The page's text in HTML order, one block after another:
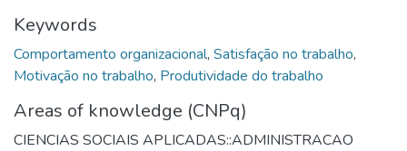
Keywords
Comportamento organizacional, Satisfação no trabalho,
Motivação no trabalho, Produtividade do trabalho
Areas of knowledge (CNPq)
CIENCIAS SOCIAIS APLICADAS::ADMINISTRACAO